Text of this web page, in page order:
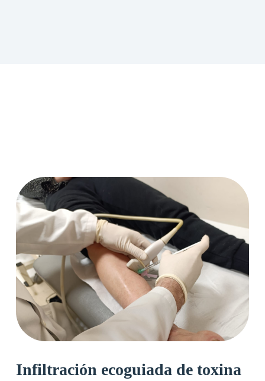
Infiltración ecoguiada de toxina